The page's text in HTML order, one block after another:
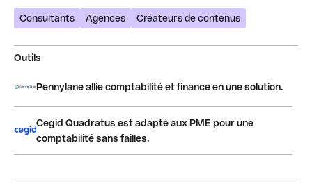
Consultants Agences Créateurs de contenus
Outils
Pennylane allie comptabilité et finance en une solution.
Cegid Quadratus est adapté aux PME pour une
comptabilité sans failles.